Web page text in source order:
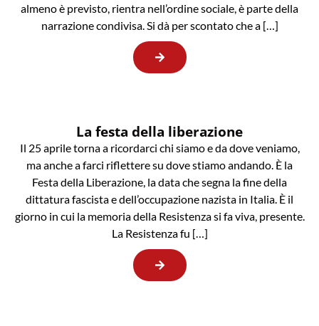
almeno è previsto, rientra nell’ordine sociale, è parte della
narrazione condivisa. Si dà per scontato che a […]
La festa della liberazione
Il 25 aprile torna a ricordarci chi siamo e da dove veniamo,
ma anche a farci riflettere su dove stiamo andando. È la
Festa della Liberazione, la data che segna la fine della
dittatura fascista e dell’occupazione nazista in Italia. È il
giorno in cui la memoria della Resistenza si fa viva, presente.
La Resistenza fu […]